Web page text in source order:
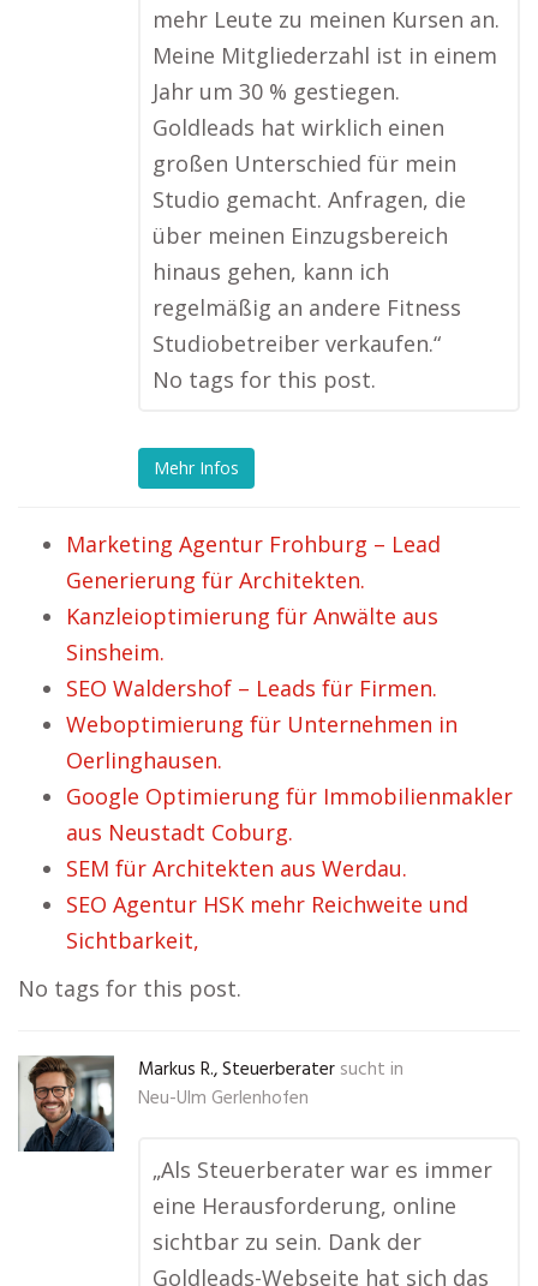
mehr Leute zu meinen Kursen an.
Meine Mitgliederzahl ist in einem
Jahr um 30 % gestiegen.
Goldleads hat wirklich einen
großen Unterschied für mein
Studio gemacht. Anfragen, die
über meinen Einzugsbereich
hinaus gehen, kann ich
regelmäßig an andere Fitness
Studiobetreiber verkaufen.“
No tags for this post.
Mehr Infos
Marketing Agentur Frohburg – Lead
Generierung für Architekten.
Kanzleioptimierung für Anwälte aus
Sinsheim.
SEO Waldershof – Leads für Firmen.
Weboptimierung für Unternehmen in
Oerlinghausen.
Google Optimierung für Immobilienmakler
aus Neustadt Coburg.
SEM für Architekten aus Werdau.
SEO Agentur HSK mehr Reichweite und
Sichtbarkeit,
No tags for this post.
Markus R., Steuerberater sucht in
Neu-Ulm Gerlenhofen
„Als Steuerberater war es immer
eine Herausforderung, online
sichtbar zu sein. Dank der
Goldleads-Webseite hat sich das